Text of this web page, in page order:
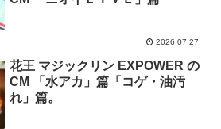
2026.07.27
花王 マジックリン EXPOWER の
CM 「水アカ」篇「コゲ・油汚
れ」篇。